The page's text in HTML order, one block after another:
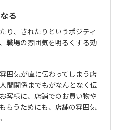
る
り、されたりというポジティ
職場の雰囲気を明るくする効
囲気が直に伝わってしまう店
間関係までもがなんとなく伝
客様に、店舗でのお買い物や
らうためにも、店舗の雰囲気